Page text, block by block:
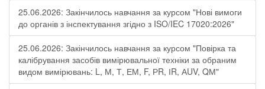
25.06.2026: Закінчилось навчання за курсом "Нові вимоги
до органів з інспектування згідно з ISO/IEC 17020:2026"
25.06.2026: Закінчилось навчання за курсом "Повірка та
калібрування засобів вимірювальної техніки за обраним
видом вимірювань: L, М, Т, ЕМ, F, РR, ІR, АUV, QМ"